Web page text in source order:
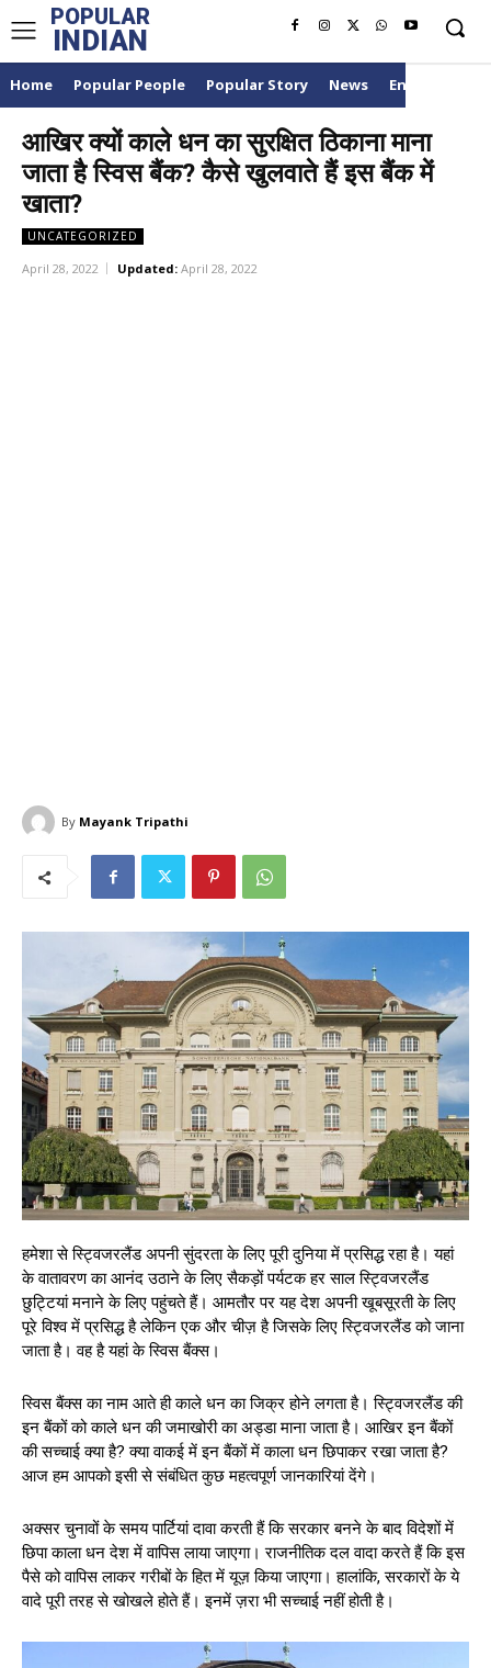
POPULAR
INDIAN
Home Popular People Popular Story News
आखिर क्यों काले धन का सुरक्षित ठिकाना माना
जाता है स्विस बैंक? कैसे खुलवाते हैं इस बैंक में
खाता?
UNCATEGORIZED
April 28, 2022 Updated: April 28, 2022
By Mayank Tripathi
हमेशा से स्ट्विजरलैंड अपनी सुंदरता के लिए पूरी दुनिया में प्रसिद्ध रहा है। यहां
के वातावरण का आनंद उठाने के लिए सैकड़ों पर्यटक हर साल स्ट्विजरलैंड
छुट्टियां मनाने के लिए पहुंचते हैं। आमतौर पर यह देश अपनी खूबसूरती के लिए
पूरे विश्व में प्रसिद्ध है लेकिन एक और चीज़ है जिसके लिए स्ट्विजरलैंड को जाना
जाता है। वह है यहां के स्विस बैंक्स।
स्विस बैंक्स का नाम आते ही काले धन का जिक्र होने लगता है। स्ट्विजरलैंड की
इन बैंकों को काले धन की जमाखोरी का अड्डा माना जाता है। आखिर इन बैंकों
की सच्चाई क्या है? क्या वाकई में इन बैंकों में काला धन छिपाकर रखा जाता है?
आज हम आपको इसी से संबंधित कुछ महत्वपूर्ण जानकारियां देंगे।
अक्सर चुनावों के समय पार्टियां दावा करती हैं कि सरकार बनने के बाद विदेशों में
छिपा काला धन देश में वापिस लाया जाएगा। राजनीतिक दल वादा करते हैं कि इस
पैसे को वापिस लाकर गरीबों के हित में यूज़ किया जाएगा। हालांकि, सरकारों के ये
वादे पूरी तरह से खोखले होते हैं। इनमें ज़रा भी सच्चाई नहीं होती है।